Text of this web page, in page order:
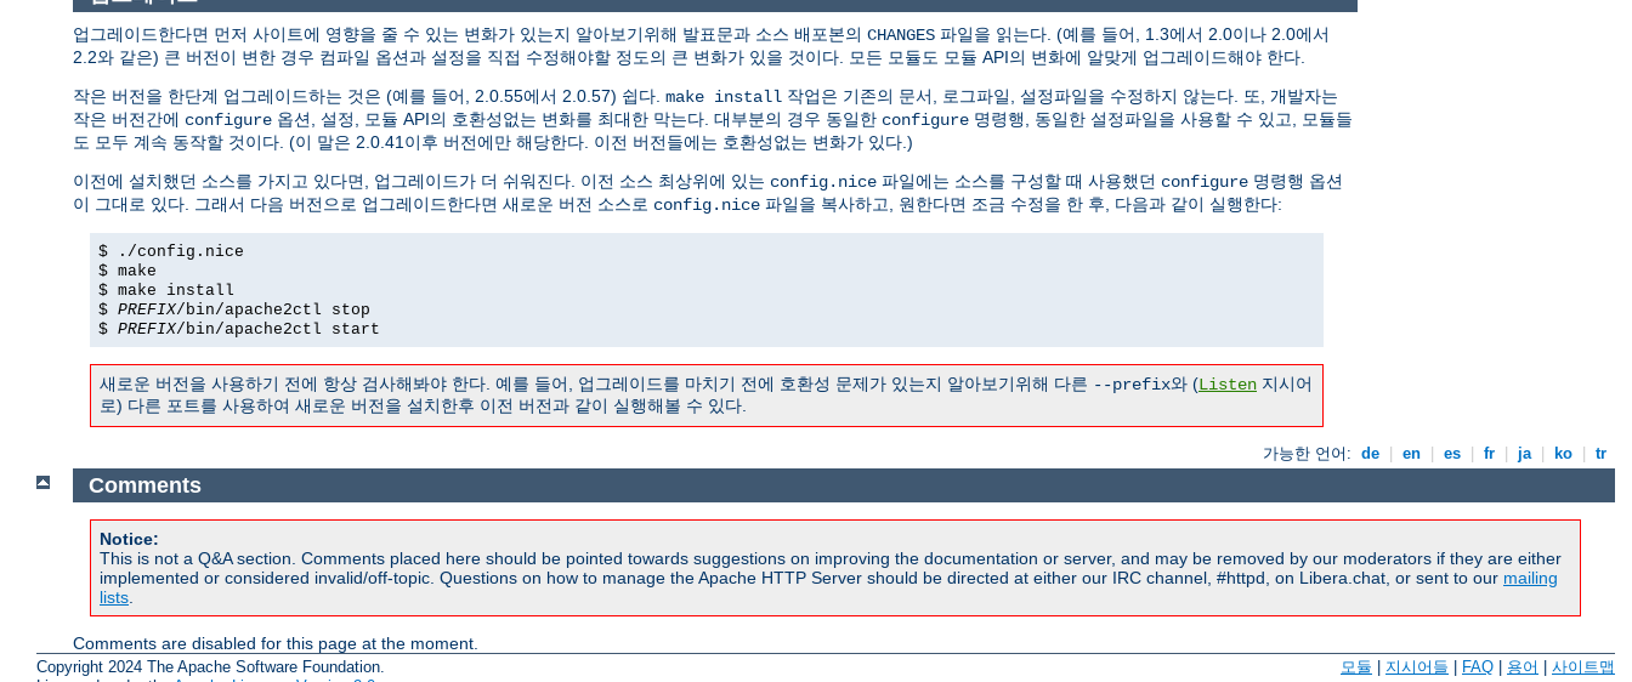
업그레이드한다면 먼저 사이트에 영향을 줄 수 있는 변화가 있는지 알아보기위해 발표문과 소스 배포본의 CHANGES 파일을 읽는다. (예를 들어, 1.3에서 2.0이나 2.0에서
2.2와 같은) 큰 버전이 변한 경우 컴파일 옵션과 설정을 직접 수정해야할 정도의 큰 변화가 있을 것이다. 모든 모듈도 모듈 API의 변화에 알맞게 업그레이드해야 한다.
작은 버전을 한단계 업그레이드하는 것은 (예를 들어, 2.0.55에서 2.0.57) 쉽다. make install 작업은 기존의 문서, 로그파일, 설정파일을 수정하지 않는다. 또, 개발자는
작은 버전간에 configure 옵션, 설정, 모듈 API의 호환성없는 변화를 최대한 막는다. 대부분의 경우 동일한 configure 명령행, 동일한 설정파일을 사용할 수 있고, 모듈들
도 모두 계속 동작할 것이다. (이 말은 2.0.41이후 버전에만 해당한다. 이전 버전들에는 호환성없는 변화가 있다.)
이전에 설치했던 소스를 가지고 있다면, 업그레이드가 더 쉬워진다. 이전 소스 최상위에 있는 config.nice 파일에는 소스를 구성할 때 사용했던 configure 명령행 옵션
이 그대로 있다. 그래서 다음 버전으로 업그레이드한다면 새로운 버전 소스로 config.nice 파일을 복사하고, 원한다면 조금 수정을 한 후, 다음과 같이 실행한다:
$ ./config.nice
$ make
$ make install
$ PREFIX/bin/apache2ctl stop
$ PREFIX/bin/apache2ctl start
새로운 버전을 사용하기 전에 항상 검사해봐야 한다. 예를 들어, 업그레이드를 마치기 전에 호환성 문제가 있는지 알아보기위해 다른 --prefix와 (Listen 지시어
로) 다른 포트를 사용하여 새로운 버전을 설치한후 이전 버전과 같이 실행해볼 수 있다.
가능한 언어: de en es fr ja ko tr
Comments
Notice:
This is not a Q&A section. Comments placed here should be pointed towards suggestions on improving the documentation or server, and may be removed by our moderators if they are either
implemented or considered invalid/off-topic. Questions on how to manage the Apache HTTP Server should be directed at either our IRC channel, #httpd, on Libera.chat, or sent to our mailing
lists.
Comments are disabled for this page at the moment.
Copyright 2024 The Apache Software Foundation.
모듈 지시어들 FAQ 용어 사이트맵